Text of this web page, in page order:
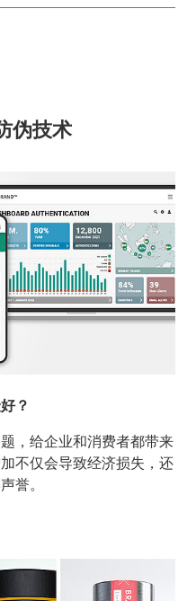
伪技术
？
，给企业和消费者都带来
不仅会导致经济损失，还
誉。